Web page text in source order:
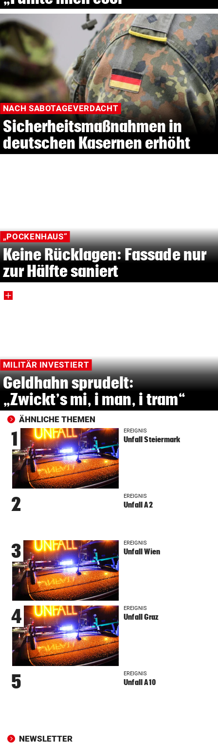
NACH SABOTAGEVERDACHT
Sicherheitsmaßnahmen in
deutschen Kasernen erhöht
„POCKENHAUS“
Keine Rücklagen: Fassade nur
zur Hälfte saniert
MILITÄR INVESTIERT
Geldhahn sprudelt:
„Zwickt’s mi, i man, i tram“
ÄHNLICHE THEMEN
1 EREIGNIS
Unfall Steiermark
2 EREIGNIS
Unfall A2
3 EREIGNIS
Unfall Wien
4 EREIGNIS
Unfall Graz
5 EREIGNIS
Unfall A10
NEWSLETTER